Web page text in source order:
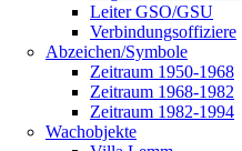
Leiter GSO/GSU
Verbindungsoffiziere
Abzeichen/Symbole
Zeitraum 1950-1968
Zeitraum 1968-1982
Zeitraum 1982-1994
Wachobjekte